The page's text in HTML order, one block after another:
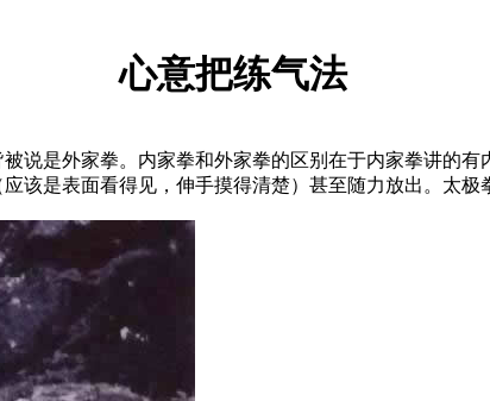
心意把练气法
是外家拳。内家拳和外家拳的区别在于内家拳讲的有
该是表面看得见，伸手摸得清楚）甚至随力放出。太极